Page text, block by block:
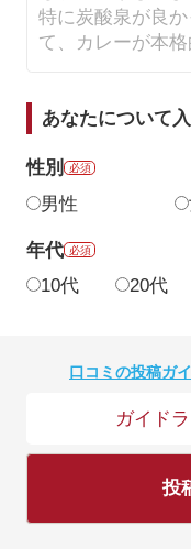
あなたについて
性別 必須
男性
年代 必須
10代 20代
口コミの投稿ガ
ガイド
投